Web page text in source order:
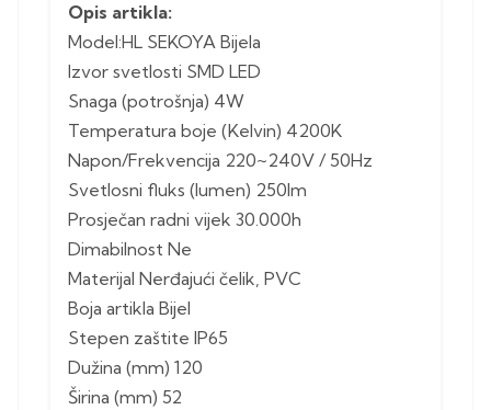
Opis artikla:
Model:HL SEKOYA Bijela
Izvor svetlosti SMD LED
Snaga (potrošnja) 4W
Temperatura boje (Kelvin) 4200K
Napon/Frekvencija 220~240V / 50Hz
Svetlosni fluks (lumen) 250lm
Prosječan radni vijek 30.000h
Dimabilnost Ne
Materijal Nerđajući čelik, PVC
Boja artikla Bijel
Stepen zaštite IP65
Dužina (mm) 120
Širina (mm) 52